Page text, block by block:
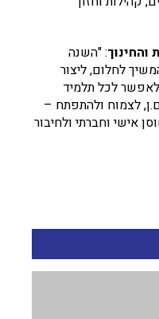
והחינוך: "השנה
לחלום, ליצור
לכל תלמיד
לצמוח ולהתפתח –
אישי וחברתי ולחיבור